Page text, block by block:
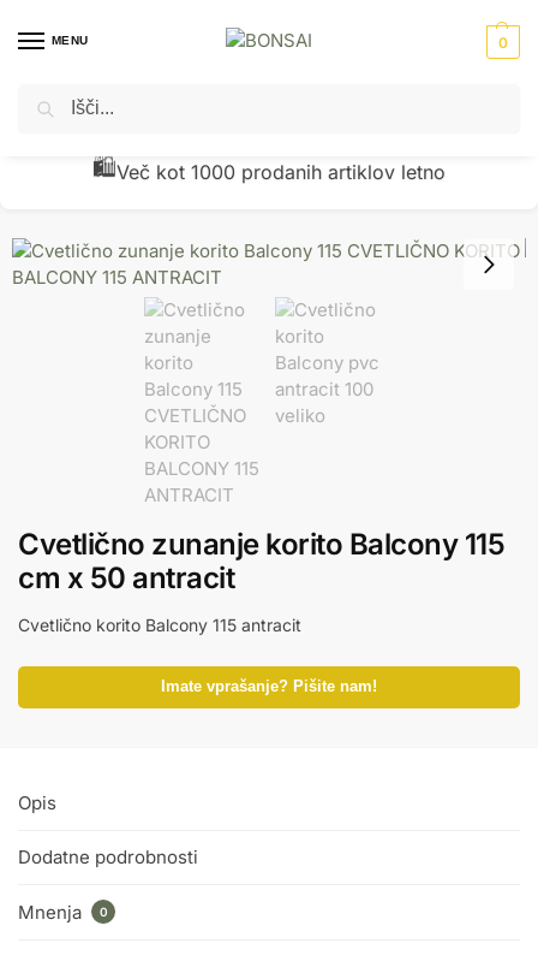
MENU 0
Domov / Okrasni lonci - cvetlična korita
🧾Preverjena kakovost z vračili pod 1 %
Cvetlično zunanje korito Balcony 115
cm x 50 antracit
Cvetlično korito Balcony 115 antracit
Imate vprašanje? Pišite nam!
Opis
Dodatne podrobnosti
Mnenja 0